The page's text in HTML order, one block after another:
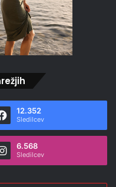
12.352
Sledilcev
6.568
Sledilcev